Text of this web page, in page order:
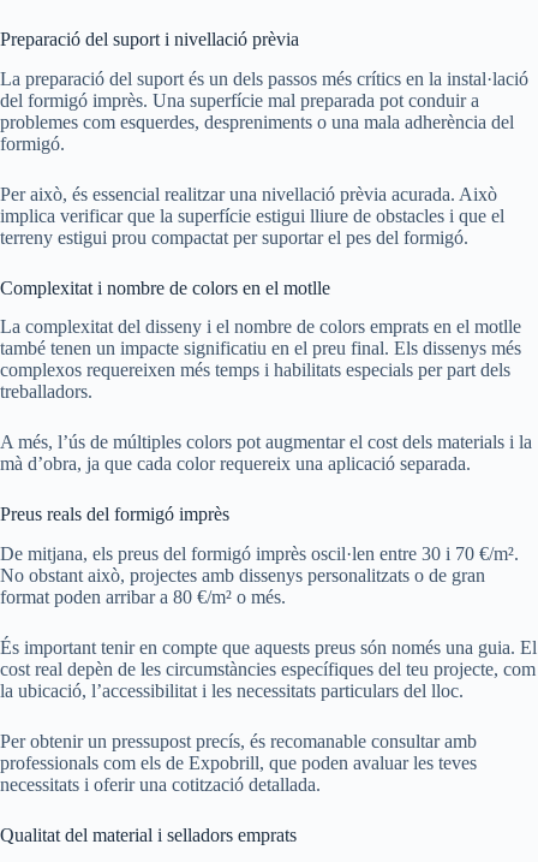
Preparació del suport i nivellació prèvia
La preparació del suport és un dels passos més crítics en la instal·lació
del formigó imprès. Una superfície mal preparada pot conduir a
problemes com esquerdes, despreniments o una mala adherència del
formigó.
Per això, és essencial realitzar una nivellació prèvia acurada. Això
implica verificar que la superfície estigui lliure de obstacles i que el
terreny estigui prou compactat per suportar el pes del formigó.
Complexitat i nombre de colors en el motlle
La complexitat del disseny i el nombre de colors emprats en el motlle
també tenen un impacte significatiu en el preu final. Els dissenys més
complexos requereixen més temps i habilitats especials per part dels
treballadors.
A més, l’ús de múltiples colors pot augmentar el cost dels materials i la
mà d’obra, ja que cada color requereix una aplicació separada.
Preus reals del formigó imprès
De mitjana, els preus del formigó imprès oscil·len entre 30 i 70 €/m².
No obstant això, projectes amb dissenys personalitzats o de gran
format poden arribar a 80 €/m² o més.
És important tenir en compte que aquests preus són només una guia. El
cost real depèn de les circumstàncies específiques del teu projecte, com
la ubicació, l’accessibilitat i les necessitats particulars del lloc.
Per obtenir un pressupost precís, és recomanable consultar amb
professionals com els de Expobrill, que poden avaluar les teves
necessitats i oferir una cotització detallada.
Qualitat del material i selladors emprats